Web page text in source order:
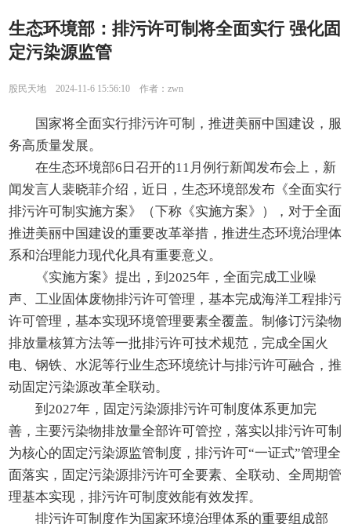
生态环境部：排污许可制将全面实行 强化固
定污染源监管
股民天地 2024-11-6 15:56:10 作者：zwn
国家将全面实行排污许可制，推进美丽中国建设，服
务高质量发展。
在生态环境部6日召开的11月例行新闻发布会上，新
闻发言人裴晓菲介绍，近日，生态环境部发布《全面实行
排污许可制实施方案》（下称《实施方案》），对于全面
推进美丽中国建设的重要改革举措，推进生态环境治理体
系和治理能力现代化具有重要意义。
《实施方案》提出，到2025年，全面完成工业噪
声、工业固体废物排污许可管理，基本完成海洋工程排污
许可管理，基本实现环境管理要素全覆盖。制修订污染物
排放量核算方法等一批排污许可技术规范，完成全国火
电、钢铁、水泥等行业生态环境统计与排污许可融合，推
动固定污染源改革全联动。
到2027年，固定污染源排污许可制度体系更加完
善，主要污染物排放量全部许可管控，落实以排污许可制
为核心的固定污染源监管制度，排污许可“一证式”管理全
面落实，固定污染源排污许可全要素、全联动、全周期管
理基本实现，排污许可制度效能有效发挥。
排污许可制度作为国家环境治理体系的重要组成部